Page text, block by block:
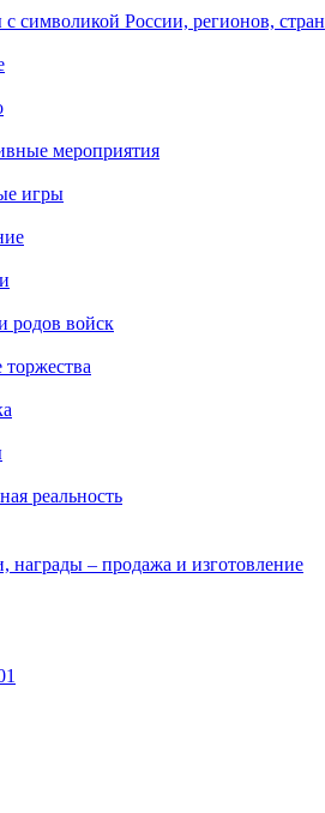
символикой России, регионов, стран
мероприятия
игры
родов войск
реальность